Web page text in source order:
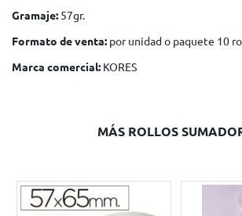
Gramaje: 57gr.
Formato de venta: por unidad o paquete 10
Marca comercial: KORES
MÁS ROLLOS